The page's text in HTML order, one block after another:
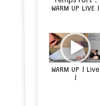
WARM UP LIVE !
WARM UP ! Live
!